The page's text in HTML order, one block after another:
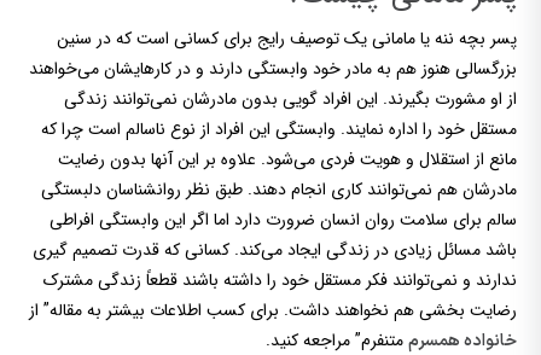
پسر بچه ننه یا مامانی یک توصیف رایج برای کسانی است که در سنین
بزرگسالی هنوز هم به مادر خود وابستگی دارند و در کارهایشان می‌خواهند
از او مشورت بگیرند. این افراد گویی بدون مادرشان نمی‌توانند زندگی
مستقل خود را اداره نمایند. وابستگی این افراد از نوع ناسالم است چرا که
مانع از استقلال و هویت فردی می‌شود. علاوه بر این آنها بدون رضایت
مادرشان هم نمی‌توانند کاری انجام دهند. طبق نظر روانشناسان دلبستگی
سالم برای سلامت روان انسان ضرورت دارد اما اگر این وابستگی افراطی
باشد مسائل زیادی در زندگی ایجاد می‌کند. کسانی که قدرت تصمیم گیری
ندارند و نمی‌توانند فکر مستقل خود را داشته باشند قطعاً زندگی مشترک
رضایت بخشی هم نخواهند داشت. برای کسب اطلاعات بیشتر به مقاله” از
خانواده همسرممتنفرم” مراجعه کنید.